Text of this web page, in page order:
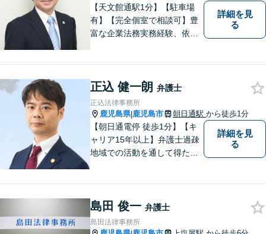
【天文館通駅1分】【駐車場
有】【完全個室で相談可】豊
富な企業法務実務経験、依頼
を傾け、依頼者の悩みに寄り
添って助言や提案を提供して
参ります。 お気軽にご相談く
ださい。
詳細を見
る
正込 健一朗 弁護士
正込法律事務所
鹿児島県|鹿児島市 朝日通駅 から徒歩1分
【朝日通電停 徒歩1分】【キ
ャリア15年以上】弁護士過疎
地域での活動を通して得た経
適な解決策をご提案します
詳細を見
る
島田 俊一 弁護士
島田法律事務所